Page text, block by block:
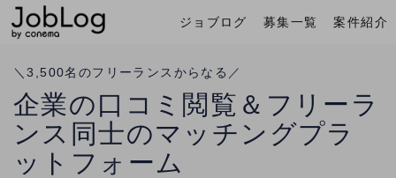
案件紹介
募集一覧
ジョブログ
＼3,500名のフリーランスからなる／
企業の口コミ閲覧＆フリーラ
ンス同士のマッチングプラ
ットフォーム